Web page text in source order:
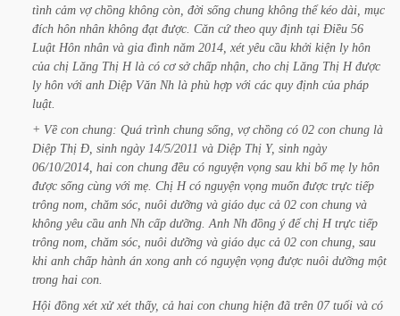
tình cảm vợ chồng không còn, đời sống chung không thể kéo dài, mục
đích hôn nhân không đạt được. Căn cứ theo quy định tại Điều 56
Luật Hôn nhân và gia đình năm 2014, xét yêu cầu khởi kiện ly hôn
của chị Lăng Thị H là có cơ sở chấp nhận, cho chị Lăng Thị H được
ly hôn với anh Diệp Văn Nh là phù hợp với các quy định của pháp
luật.
+ Về con chung: Quá trình chung sống, vợ chồng có 02 con chung là
Diệp Thị Đ, sinh ngày 14/5/2011 và Diệp Thị Y, sinh ngày
06/10/2014, hai con chung đều có nguyện vọng sau khi bố mẹ ly hôn
được sống cùng với mẹ. Chị H có nguyện vọng muốn được trực tiếp
trông nom, chăm sóc, nuôi dưỡng và giáo dục cả 02 con chung và
không yêu cầu anh Nh cấp dưỡng. Anh Nh đồng ý để chị H trực tiếp
trông nom, chăm sóc, nuôi dưỡng và giáo dục cả 02 con chung, sau
khi anh chấp hành án xong anh có nguyện vọng được nuôi dưỡng một
trong hai con.
Hội đồng xét xử xét thấy, cả hai con chung hiện đã trên 07 tuổi và có